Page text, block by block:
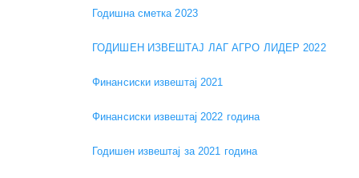
Годишна сметка 2023
ГОДИШЕН ИЗВЕШТАЈ ЛАГ АГРО ЛИДЕР 2022
Финансиски извештај 2021
Финансиски извештај 2022 година
Годишен извештај за 2021 година